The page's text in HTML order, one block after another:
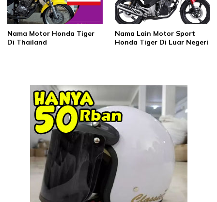
Nama Motor Honda Tiger
Di Thailand
Nama Lain Motor Sport
Honda Tiger Di Luar Negeri